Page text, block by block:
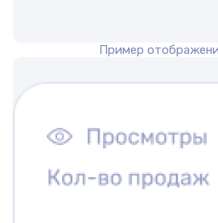
Пример